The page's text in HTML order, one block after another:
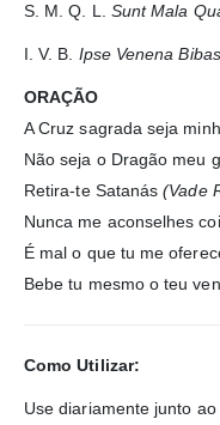
S. M. Q. L. Sunt Mala
I. V. B. Ipse Venena
ORAÇÃO
A Cruz sagrada seja
Não seja o Dragão meu
Retira-te Satanás(Vade
Nunca me aconselhes
É mal o que tu me
Bebe tu mesmo o teu
Como Utilizar:
Use diariamente junto